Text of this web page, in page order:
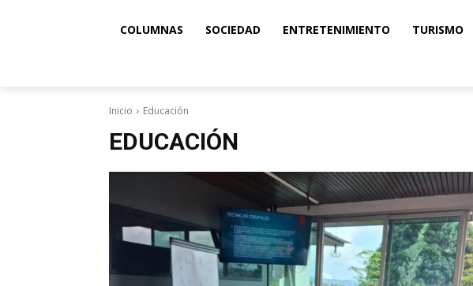
COLUMNAS SOCIEDAD ENTRETENIMIENTO TURISMO
Inicio Educación
EDUCACIÓN